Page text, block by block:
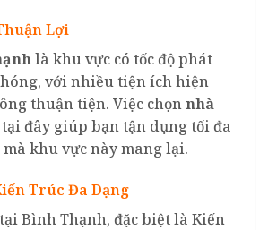
Lợi
là khu vực có tốc độ phát
với nhiều tiện ích hiện
thuận tiện. Việc chọnnhà
tại đây giúp bạn tận dụng tối đa
khu vực này mang lại.
Trúc Đa Dạng
Bình Thạnh, đặc biệt là Kiến